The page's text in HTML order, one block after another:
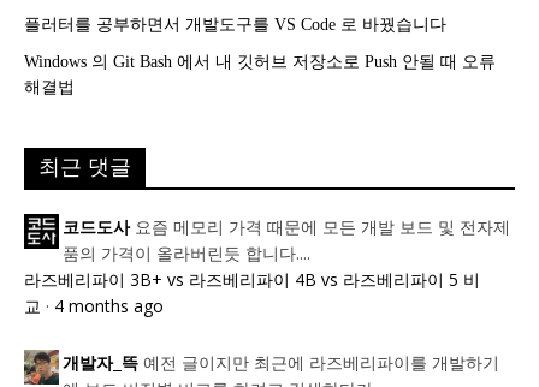
플러터를 공부하면서 개발도구를 VS Code 로 바꿨습니다
Windows 의 Git Bash 에서 내 깃허브 저장소로 Push 안될 때 오류
해결법
최근 댓글
코드도사 요즘 메모리 가격 때문에 모든 개발 보드 및 전자제
품의 가격이 올라버린듯 합니다....
라즈베리파이 3B+ vs 라즈베리파이 4B vs 라즈베리파이 5 비
교 · 4 months ago
개발자_뜩 예전 글이지만 최근에 라즈베리파이를 개발하기